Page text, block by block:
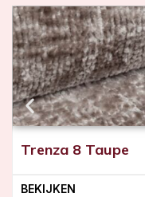
Trenza 8 Taupe
BEKIJKEN